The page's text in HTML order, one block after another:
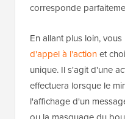
corresponde
En allant plus loin,
d'appel à l'actionet
unique. Il s'agit d'une
effectuera lorsque le
l'affichage d'un